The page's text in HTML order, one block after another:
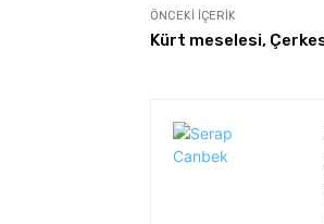
ÖNCEKI İÇERIK
Kürt meselesi,